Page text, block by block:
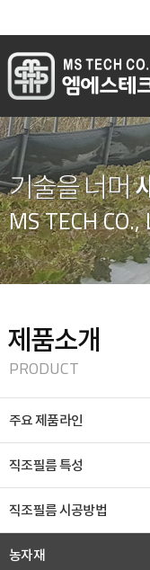
기술을 너머
MS TECH CO.,
제품소개
PRODUCT
주요 제품라인
직조필름 특성
직조필름 시공방법
농자재